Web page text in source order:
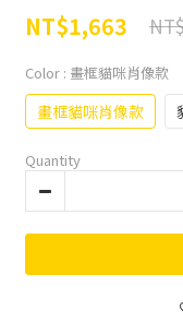
NT$1,663
Color : 畫框貓咪肖像款
畫框貓咪肖像款
Quantity